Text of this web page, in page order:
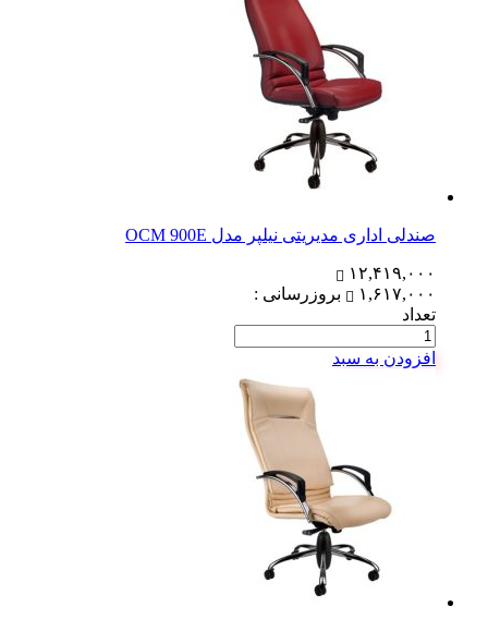
صندلی اداری مدیریتی نیلپر مدل OCM 900E
۱۲,۴۱۹,۰۰۰
۱,۶۱۷,۰۰۰
بروزرسانی :
تعداد
افزودن به سبد